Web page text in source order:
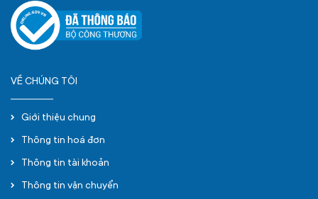
VỀ CHÚNG TÔI
Giới thiệu chung
Thông tin hoá đơn
Thông tin tài khoản
Thông tin vận chuyển